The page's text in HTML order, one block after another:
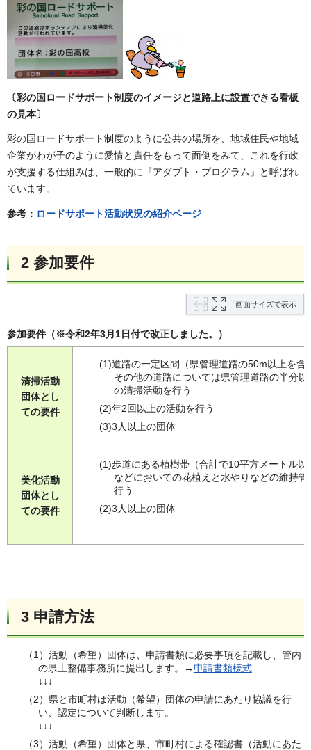
〔彩の国ロードサポート制度のイメージと道路上に設置できる看板
の見本〕
彩の国ロードサポート制度のように公共の場所を、地域住民や地域
企業がわが子のように愛情と責任をもって面倒をみて、これを行政
が支援する仕組みは、一般的に『アダプト・プログラム』と呼ばれ
ています。
参考： ロードサポート活動状況の紹介ページ
2 参加要件
画面サイズで表示
参加要件（※令和2年3月1日付で改正しました。）
清掃活動
団体とし
ての要件
(1)道路の一定区間（県管理道路の50m以上を含
その他の道路については県管理道路の半分以
の清掃活動を行う
(2)年2回以上の活動を行う
(3)3人以上の団体
美化活動
団体とし
ての要件
(1)歩道にある植樹帯（合計で10平方メートル以
などにおいての花植えと水やりなどの維持管
行う
(2)3人以上の団体
3 申請方法
（1）活動（希望）団体は、申請書類に必要事項を記載し、管内
の県土整備事務所に提出します。→申請書類様式
↓↓↓
（2）県と市町村は活動（希望）団体の申請にあたり協議を行
い、認定について判断します。
↓↓↓
（3）活動（希望）団体と県、市町村による確認書（活動にあた